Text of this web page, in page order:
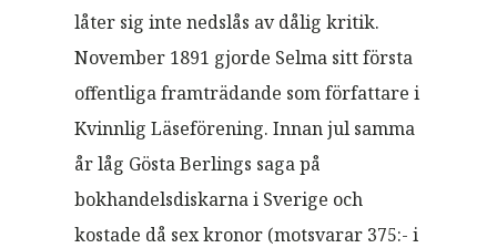
låter sig inte nedslås av dålig kritik.
November 1891 gjorde Selma sitt första
offentliga framträdande som författare i
Kvinnlig Läseförening. Innan jul samma
år låg Gösta Berlings saga på
bokhandelsdiskarna i Sverige och
kostade då sex kronor (motsvarar 375:- i